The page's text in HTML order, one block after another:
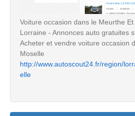
Voiture occasion dans le Meurthe
Lorraine - Annonces auto gratuites
Acheter et vendre voiture occasion
Moselle
http://www.autoscout24.fr/region/
elle